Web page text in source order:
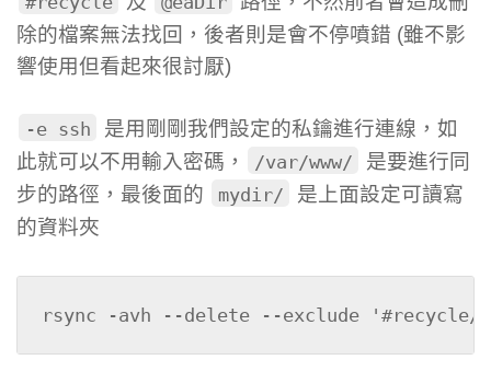
除的檔案無法找回，後者則是會不停噴錯 (雖不影
響使用但看起來很討厭)
-e ssh
是用剛剛我們設定的私鑰進行連線，如
此就可以不用輸入密碼，
/var/www/
是要進行同
步的路徑，最後面的
mydir/
是上面設定可讀寫
的資料夾
rsync -avh --delete --exclude '#recycle/'